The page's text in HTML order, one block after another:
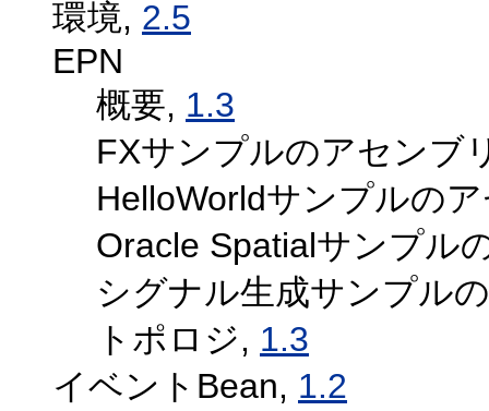
環境, 2.5
EPN
概要, 1.3
FXサンプルのアセンブ
HelloWorldサンプルの
Oracle Spatialサンプル
シグナル生成サンプル
トポロジ, 1.3
イベントBean, 1.2